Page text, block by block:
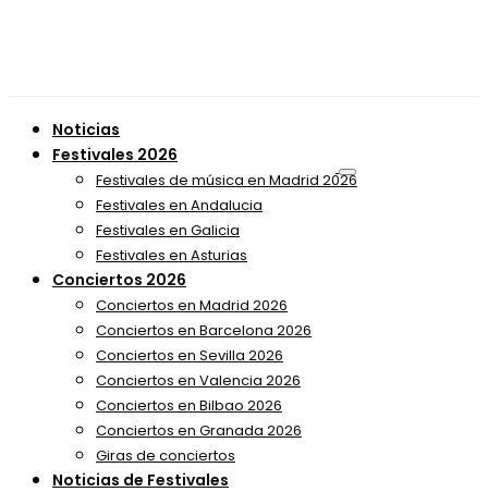
Noticias
Festivales 2026
Festivales de música en Madrid 2026
Festivales en Andalucia
Festivales en Galicia
Festivales en Asturias
Conciertos 2026
Conciertos en Madrid 2026
Conciertos en Barcelona 2026
Conciertos en Sevilla 2026
Conciertos en Valencia 2026
Conciertos en Bilbao 2026
Conciertos en Granada 2026
Giras de conciertos
Noticias de Festivales